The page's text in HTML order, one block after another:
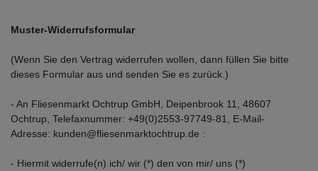
Muster-Widerrufsformular
(Wenn Sie den Vertrag widerrufen wollen, dann füllen Sie bitte
dieses Formular aus und senden Sie es zurück.)
- An Fliesenmarkt Ochtrup GmbH, Deipenbrook 11, 48607
Ochtrup, Telefaxnummer: +49(0)2553-97749-81, E-Mail-
Adresse: kunden@fliesenmarktochtrup.de :
- Hiermit widerrufe(n) ich/ wir (*) den von mir/ uns (*)